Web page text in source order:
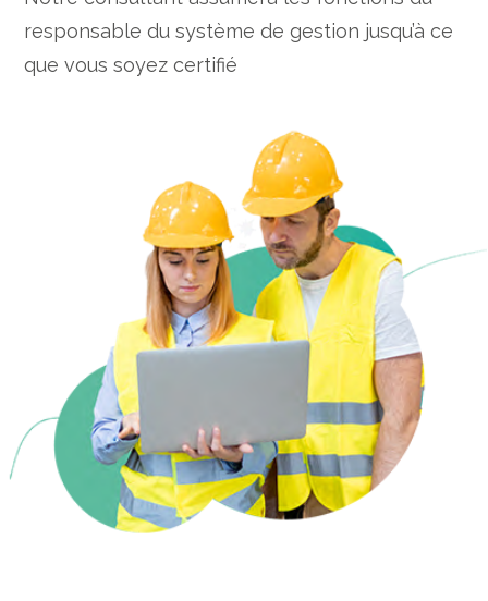
responsable du système de gestion jusqu’à ce
que vous soyez certifié